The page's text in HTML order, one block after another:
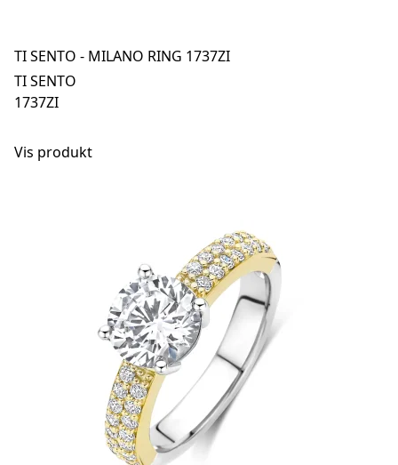
TI SENTO - MILANO RING 1737ZI
TI SENTO
1737ZI
Vis produkt